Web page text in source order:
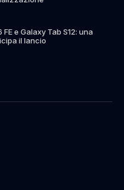
e Galaxy Tab S12: una
il lancio